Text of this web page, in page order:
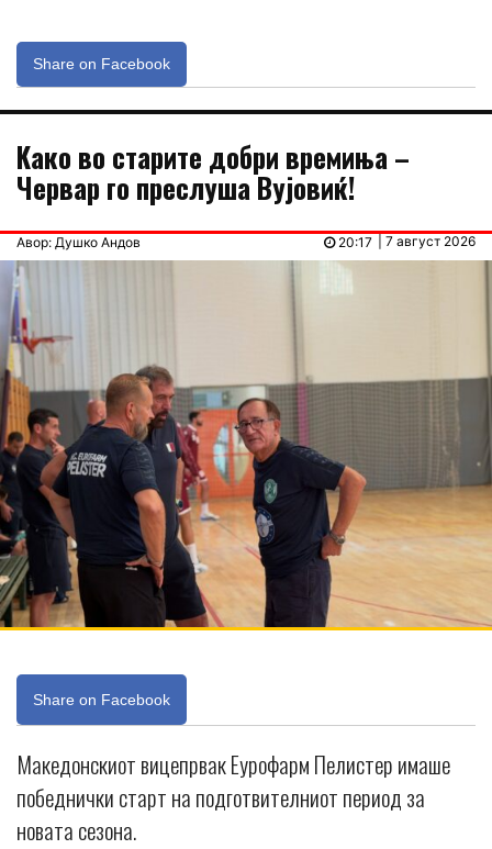
Share on Facebook
Kaко во старите добри времиња –
Червар го преслуша Вујовиќ!
Авор: Душко Андов | 7 август 2026
20:17
Share on Facebook
Македонскиот вицепрвак Еурофарм Пелистер имаше
победнички старт на подготвителниот период за
новата сезона.